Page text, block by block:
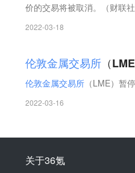
价的交易将被取消。（财联社
2022-03-18
伦敦金属交易所 （
伦敦金属交易所 （LME）暂
2022-03-16
关于36氪